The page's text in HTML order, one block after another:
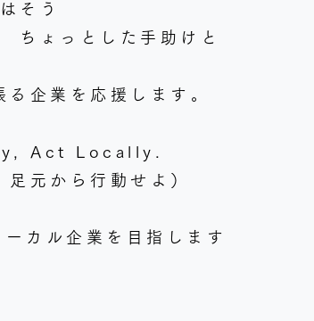
そう
ちょっとした手助けと
企業を応援します。
Act Locally.
足元から行動せよ）
カル企業を目指します